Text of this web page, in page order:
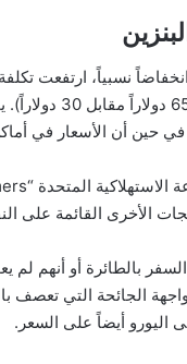
بأكثر من الضعف
أن الأسعار في أماكن أخرى
الأخرى القائمة على
بالطائرة أو أنهم لم
الجائحة التي تعصف
اليورو أيضاً على السعر.